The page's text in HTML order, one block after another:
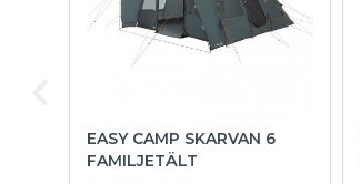
EASY CAMP SKARVAN 6
FAMILJETÄLT